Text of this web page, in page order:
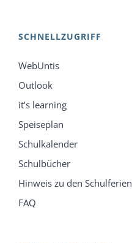
SCHNELLZUGRIFF
WebUntis
Outlook
it’s learning
Speiseplan
Schulkalender
Schulbücher
Hinweis zu den Schulferien
FAQ